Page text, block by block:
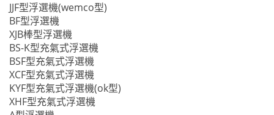
JJF型浮選機(wemco型)
BF型浮選機
XJB棒型浮選機
BS-K型充氣式浮選機
BSF型充氣式浮選機
XCF型充氣式浮選機
KYF型充氣式浮選機(ok型)
XHF型充氣式浮選機